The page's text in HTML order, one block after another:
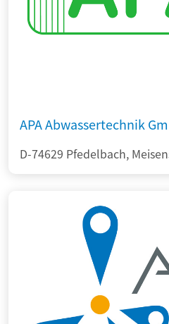
APA Abwassertechnik
D-74629 Pfedelbach,